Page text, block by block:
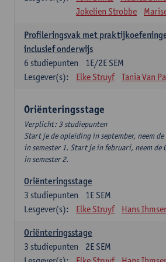
Jokelien Strobbe
Profileringsvak met
inclusief onderwijs
1E/2E SEM
6 studiepunten
Lesgever(s):
Elke Struyf Tania Van
Oriënteringsstage
Verplicht: 3 studiepunten
Start je de opleiding in september, neem
in semester 1. Start je in februari, neem de
in semester 2.
Oriënteringsstage
1E SEM
3 studiepunten
Lesgever(s):
Elke Struyf Hans
Oriënteringsstage
2E SEM
3 studiepunten